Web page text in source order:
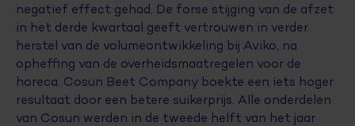
negatief effect gehad. De forse stijging van de afzet
in het derde kwartaal geeft vertrouwen in verder
herstel van de volumeontwikkeling bij Aviko, na
opheffing van de overheidsmaatregelen voor de
horeca. Cosun Beet Company boekte een iets hoger
resultaat door een betere suikerprijs. Alle onderdelen
van Cosun werden in de tweede helft van het jaar